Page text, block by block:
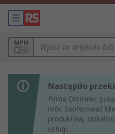
MPN
Nastąpiło
Firma Distrelec
móc zaoferować
produktów,
usługi.